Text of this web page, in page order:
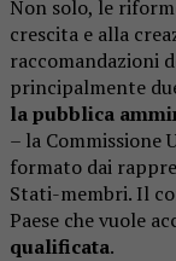
Non solo, le
crescita e alla
raccomandazioni
principalmente
la pubblica
– la Commissione
formato dai
Stati-membri. Il
Paese che vuole
qualificata.